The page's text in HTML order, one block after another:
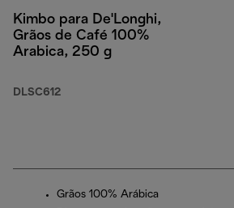
Kimbo para De'Longhi,
Grãos de Café 100%
Arabica, 250 g
DLSC612
Grãos 100% Arábica